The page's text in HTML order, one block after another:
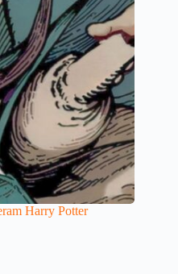
Harry Potter